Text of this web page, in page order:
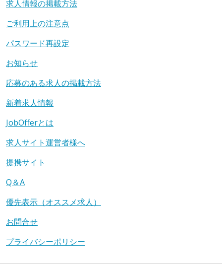
求人情報の掲載方法
ご利用上の注意点
パスワード再設定
お知らせ
応募のある求人の掲載方法
新着求人情報
JobOfferとは
求人サイト運営者様へ
提携サイト
Q＆A
優先表示（オススメ求人）
お問合せ
プライバシーポリシー